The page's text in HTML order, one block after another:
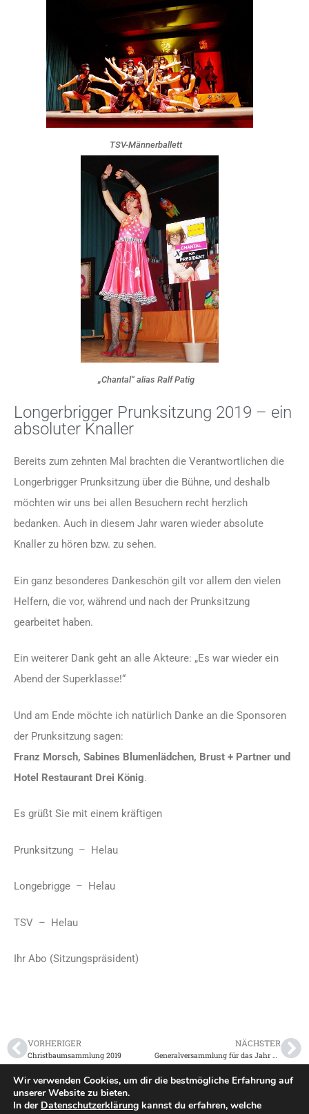
TSV-Männerballett
„Chantal“ alias Ralf Patig
Longerbrigger Prunksitzung 2019 – ein
absoluter Knaller
Bereits zum zehnten Mal brachten die Verantwortlichen die
Longerbrigger Prunksitzung über die Bühne, und deshalb
möchten wir uns bei allen Besuchern recht herzlich
bedanken. Auch in diesem Jahr waren wieder absolute
Knaller zu hören bzw. zu sehen.
Ein ganz besonderes Dankeschön gilt vor allem den vielen
Helfern, die vor, während und nach der Prunksitzung
gearbeitet haben.
Ein weiterer Dank geht an alle Akteure: „Es war wieder ein
Abend der Superklasse!“
Und am Ende möchte ich natürlich Danke an die Sponsoren
der Prunksitzung sagen:
Franz Morsch, Sabines Blumenlädchen, Brust + Partner und
Hotel Restaurant Drei König.
Es grüßt Sie mit einem kräftigen
Prunksitzung – Helau
Longebrigge – Helau
TSV – Helau
Ihr Abo (Sitzungspräsident)
VORHERIGER
Christbaumsammlung 2019
NÄCHSTER
Wir verwenden Cookies, um dir die bestmögliche Erfahrung auf
unserer Website zu bieten.
In der Datenschutzerklärung kannst du erfahren, welche